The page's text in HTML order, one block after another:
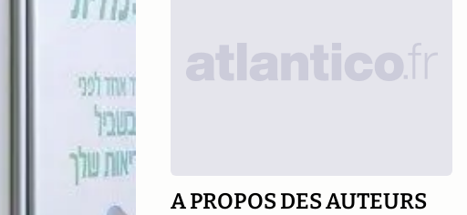
A PROPOS DES AUTEURS